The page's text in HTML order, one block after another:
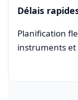
Délais
Planification
instruments